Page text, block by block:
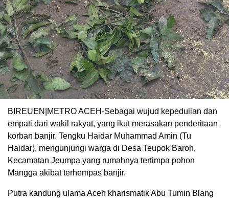
BIREUEN|METRO ACEH-Sebagai wujud kepedulian dan
empati dari wakil rakyat, yang ikut merasakan penderitaan
korban banjir. Tengku Haidar Muhammad Amin (Tu
Haidar), mengunjungi warga di Desa Teupok Baroh,
Kecamatan Jeumpa yang rumahnya tertimpa pohon
Mangga akibat terhempas banjir.
Putra kandung ulama Aceh kharismatik Abu Tumin Blang